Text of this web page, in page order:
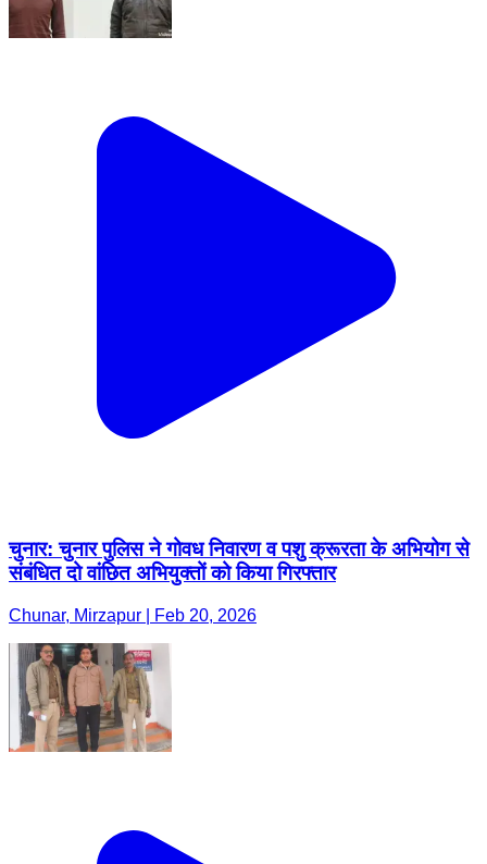
चुनार: चुनार पुलिस ने गोवध निवारण व पशु क्रूरता के अभियोग से
संबंधित दो वांछित अभियुक्तों को किया गिरफ्तार
Chunar, Mirzapur | Feb 20, 2026